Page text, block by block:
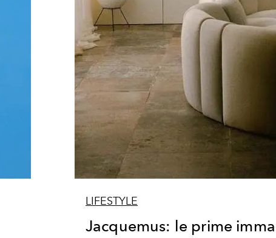
LIFESTYLE
Jacquemus: le prime